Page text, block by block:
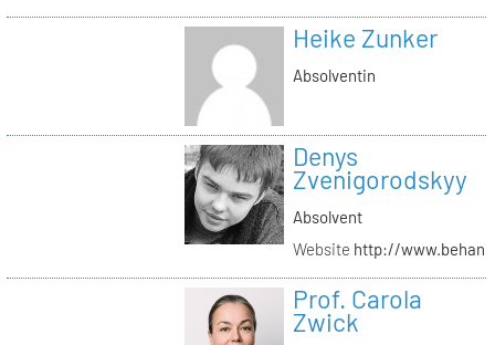
Heike Zunker
Absolventin
Denys
Zvenigorodskyy
Absolvent
Website http://
Prof. Carola
Zwick